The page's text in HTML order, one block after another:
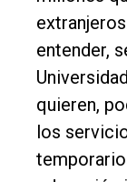
entender,
quieren,
los